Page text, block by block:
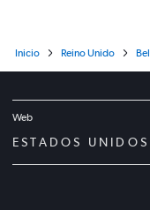
Inicio Reino Unido
Web
ESTADOS UNIDOS